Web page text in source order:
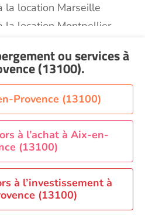
la location Marseille
la location Montpellier
la location Nantes
la location Orléans
la location Perpignan
la location Reims
la location Rennes
la location Strasbourg
la location Toulouse
ou servicesà
(13100).
Provence (13100)
à l’achat à Aix-en-
(13100)
à l’investissement à
(13100)